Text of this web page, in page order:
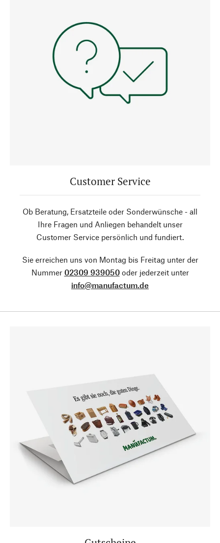
Customer Service
Ob Beratung, Ersatzteile oder Sonderwünsche - all
Ihre Fragen und Anliegen behandelt unser
Customer Service persönlich und fundiert.
Sie erreichen uns von Montag bis Freitag unter der
Nummer 02309 939050oder jederzeit unter
info@manufactum.de